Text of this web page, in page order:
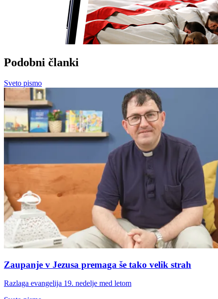
Podobni članki
Sveto pismo
Zaupanje v Jezusa premaga še tako velik strah
Razlaga evangelija 19. nedelje med letom